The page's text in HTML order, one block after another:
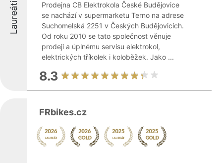
Laureáti
Prodejna CB Elektrokola České Budějovice
se nachází v supermarketu Terno na adrese
Suchomelská 2251 v Českých Budějovicích.
Od roku 2010 se tato společnost věnuje
prodeji a úplnému servisu elektrokol,
elektrických tříkolek i koloběžek. Jako ...
8.3
FRbikes.cz